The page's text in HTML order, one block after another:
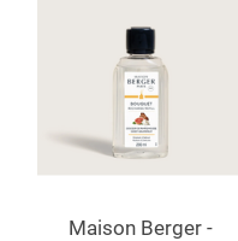
Maison Berger -